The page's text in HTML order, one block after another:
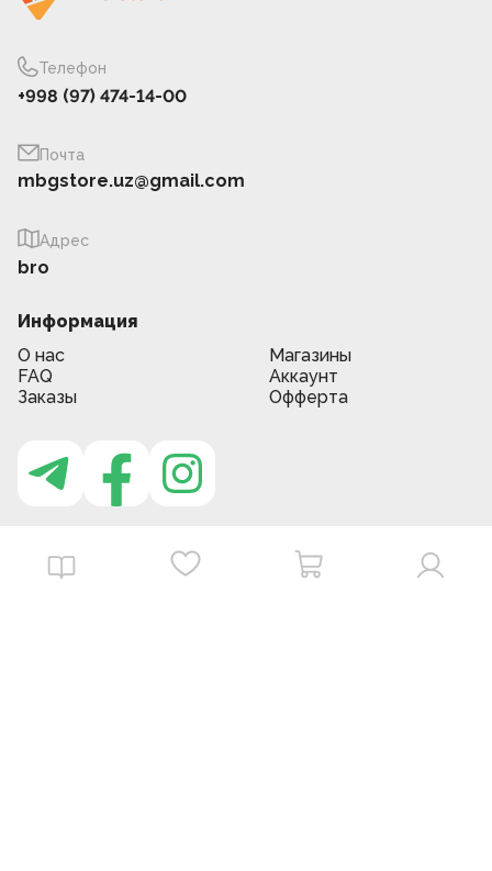
Телефон
+998 (97) 474-14-00
Почта
mbgstore.uz@gmail.com
Адрес
bro
Информация
О нас
Магазины
FAQ
Аккаунт
Заказы
Офферта
Приложение MBG store